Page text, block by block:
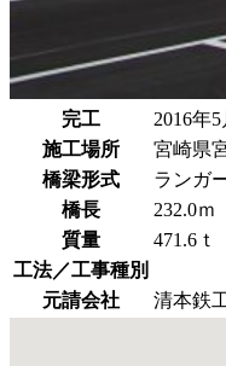
完工
2016年5
施工場所
宮崎県
橋梁形式
ランガ
橋長
232.0ｍ
質量
471.6ｔ
工法／工事種別
元請会社
清本鉄